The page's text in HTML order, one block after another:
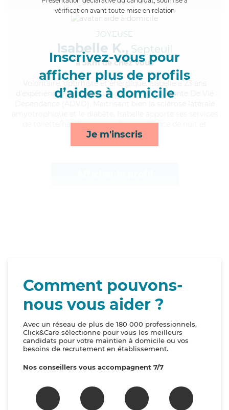
vérification avant toute mise en relation
Inscrivez-vous pour
afficher plus de profils
d’aides à domicile
Je m'inscris
JOYEUSE
Isabelle K., Septeuil
à 5km de chez Vous
, optimiste et énergique, Isabelle a 23 ans
d'expérience et possède un diplôme d'Assistante De Vie
de toilette/habillage, rappels, surveillance de nuit et
compagnie/loisirs*
Comment pouvons-
nous vous aider ?
Avec un réseau de plus de 180 000 professionnels,
Click&Care sélectionne pour vous les meilleurs
candidats pour votre maintien à domicile ou vos
besoins de recrutement en établissement.
Nos conseillers vous accompagnent 7/7